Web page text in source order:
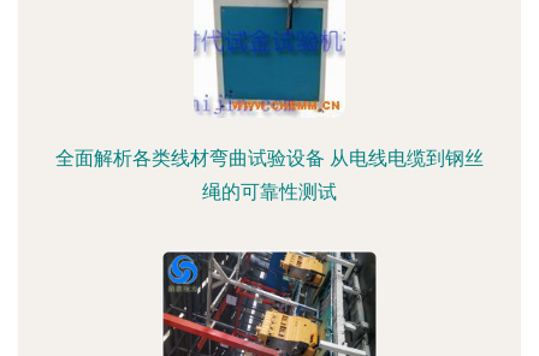
全面解析各类线材弯曲试验设备 从电线电缆到钢丝
绳的可靠性测试